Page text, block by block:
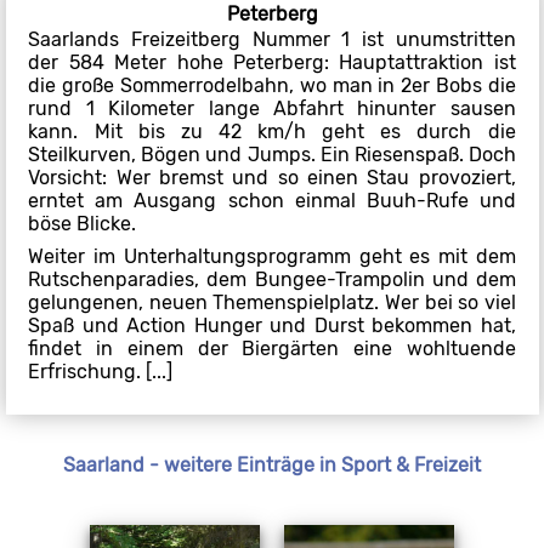
Peterberg
Saarlands Freizeitberg Nummer 1 ist unumstritten
der 584 Meter hohe Peterberg: Hauptattraktion ist
die große Sommerrodelbahn, wo man in 2er Bobs die
rund 1 Kilometer lange Abfahrt hinunter sausen
kann. Mit bis zu 42 km/h geht es durch die
Steilkurven, Bögen und Jumps. Ein Riesenspaß. Doch
Vorsicht: Wer bremst und so einen Stau provoziert,
erntet am Ausgang schon einmal Buuh-Rufe und
böse Blicke.
Weiter im Unterhaltungsprogramm geht es mit dem
Rutschenparadies, dem Bungee-Trampolin und dem
gelungenen, neuen Themenspielplatz. Wer bei so viel
Spaß und Action Hunger und Durst bekommen hat,
findet in einem der Biergärten eine wohltuende
Erfrischung. [...]
Saarland - weitere Einträge in Sport & Freizeit